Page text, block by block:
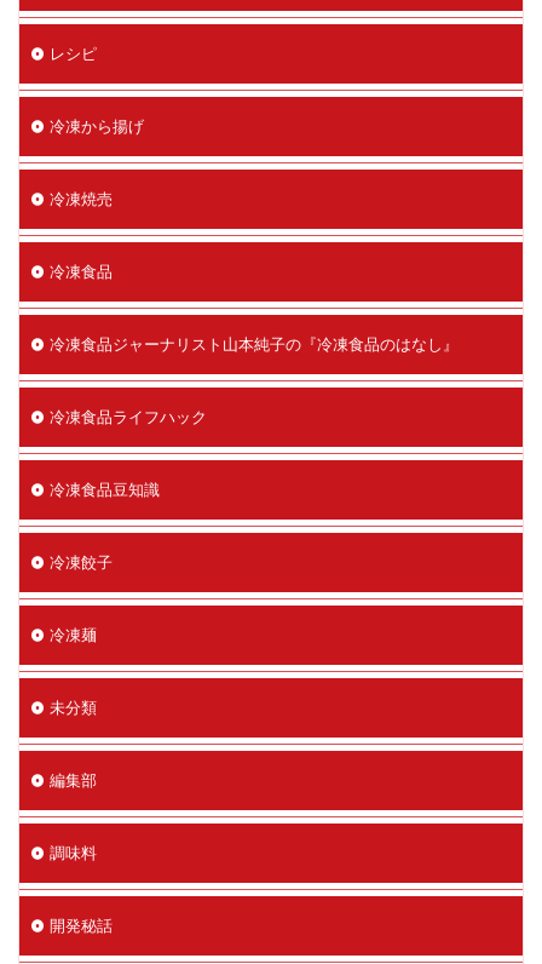
レシピ
冷凍から揚げ
冷凍焼売
冷凍食品
冷凍食品ジャーナリスト山本純子の『冷凍食品のはなし』
冷凍食品ライフハック
冷凍食品豆知識
冷凍餃子
冷凍麺
未分類
編集部
調味料
開発秘話